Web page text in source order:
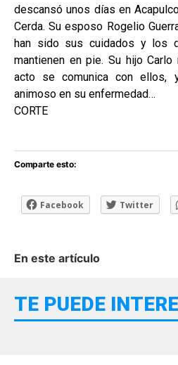
descansó unos días en
Cerda. Su esposo Rogelio
han sido sus cuidados y los
mantienen en pie. Su hijo
acto se comunica con ellos,
animoso en su enfermedad…
CORTE
Comparte esto:
Facebook Twitter
En este artículo
TE PUEDE